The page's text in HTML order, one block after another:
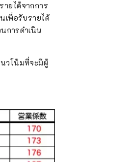
ายได้จากการ
เพื่อรับรายได้
การดำเนิน
วโน้มที่จะมีผู้